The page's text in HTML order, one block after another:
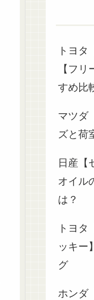
トヨタ
【フ
すめ比
マツダ
ズと荷
日産【
オイル
は？
トヨタ
ッキー
グ
ホンダ